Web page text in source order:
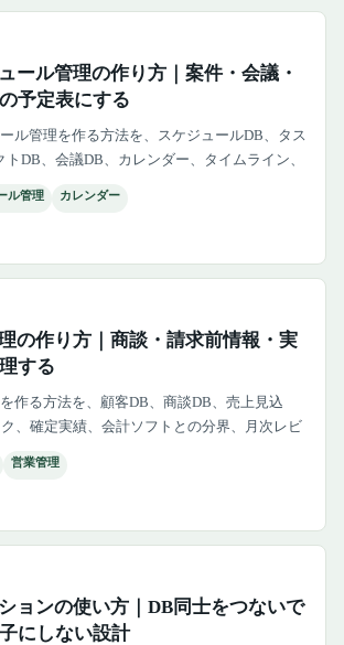
ール管理の作り方｜案件・会議・
予定表にする
ル管理を作る方法を、スケジュールDB、タス
DB、会議DB、カレンダー、タイムライン、
ル管理 カレンダー
の作り方｜商談・請求前情報・実
する
作る方法を、顧客DB、商談DB、売上見込
、確定実績、会計ソフトとの分界、月次レビ
営業管理
ョンの使い方｜DB同士をつないで
にしない設計